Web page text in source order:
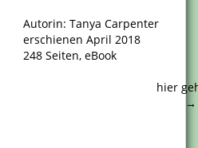
Autorin: Tanya Carpenter
erschienen April 2018
248 Seiten, eBook
hier